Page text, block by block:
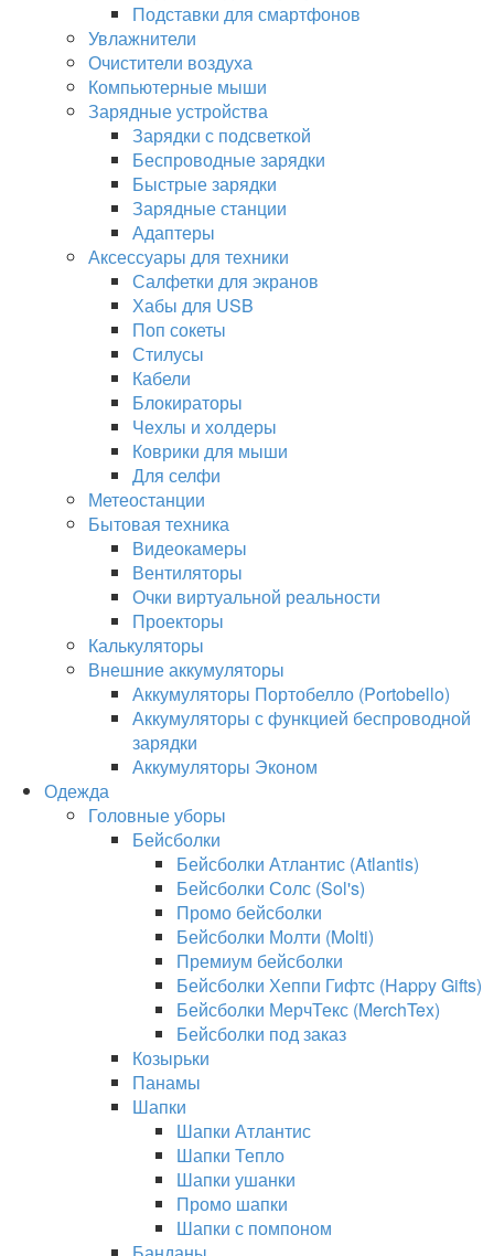
Подставки для смартфонов
Увлажнители
Очистители воздуха
Компьютерные мыши
Зарядные устройства
Зарядки с подсветкой
Беспроводные зарядки
Быстрые зарядки
Зарядные станции
Адаптеры
Аксессуары для техники
Салфетки для экранов
Хабы для USB
Поп сокеты
Стилусы
Кабели
Блокираторы
Чехлы и холдеры
Коврики для мыши
Для селфи
Метеостанции
Бытовая техника
Видеокамеры
Вентиляторы
Очки виртуальной реальности
Проекторы
Калькуляторы
Внешние аккумуляторы
Аккумуляторы Портобелло (Portobello)
Аккумуляторы с функцией беспроводной
зарядки
Аккумуляторы Эконом
Одежда
Головные уборы
Бейсболки
Бейсболки Атлантис (Atlantis)
Бейсболки Солс (Sol's)
Промо бейсболки
Бейсболки Молти (Molti)
Премиум бейсболки
Бейсболки Хеппи Гифтс (Happy Gifts)
Бейсболки МерчТекс (MerchTex)
Бейсболки под заказ
Козырьки
Панамы
Шапки
Шапки Атлантис
Шапки Тепло
Шапки ушанки
Промо шапки
Шапки с помпоном